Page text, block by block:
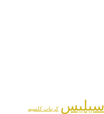
سیلیس کربنات کلسیم